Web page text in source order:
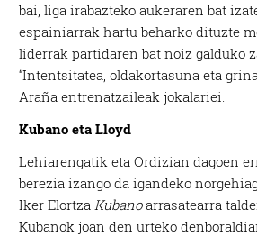
bai, liga irabazteko aukeraren bat
espainiarrak hartu beharko dituzte
liderrak partidaren bat noiz galduko
“Intentsitatea, oldakortasuna eta
Araña entrenatzaileak jokalariei.
Kubano eta Lloyd
Lehiarengatik eta Ordizian dagoen
berezia izango da igandeko
Iker ElortzaKubanoarrasatearra
Kubanok joan den urteko